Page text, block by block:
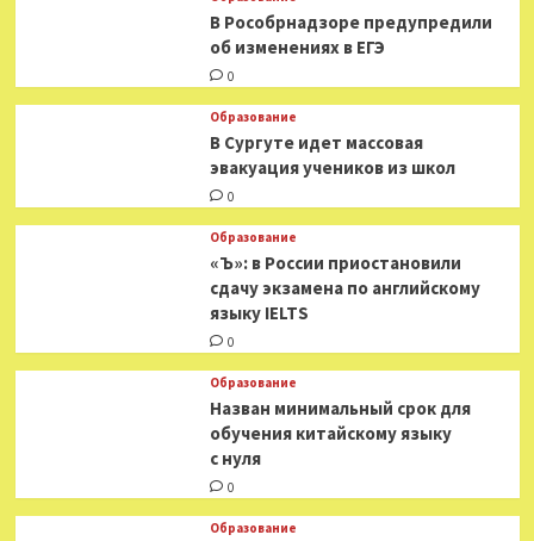
В Рособрнадзоре предупредили
об изменениях в ЕГЭ
0
Образование
В Сургуте идет массовая
эвакуация учеников из школ
0
Образование
«Ъ»: в России приостановили
сдачу экзамена по английскому
языку IELTS
0
Образование
Назван минимальный срок для
обучения китайскому языку
с нуля
0
Образование